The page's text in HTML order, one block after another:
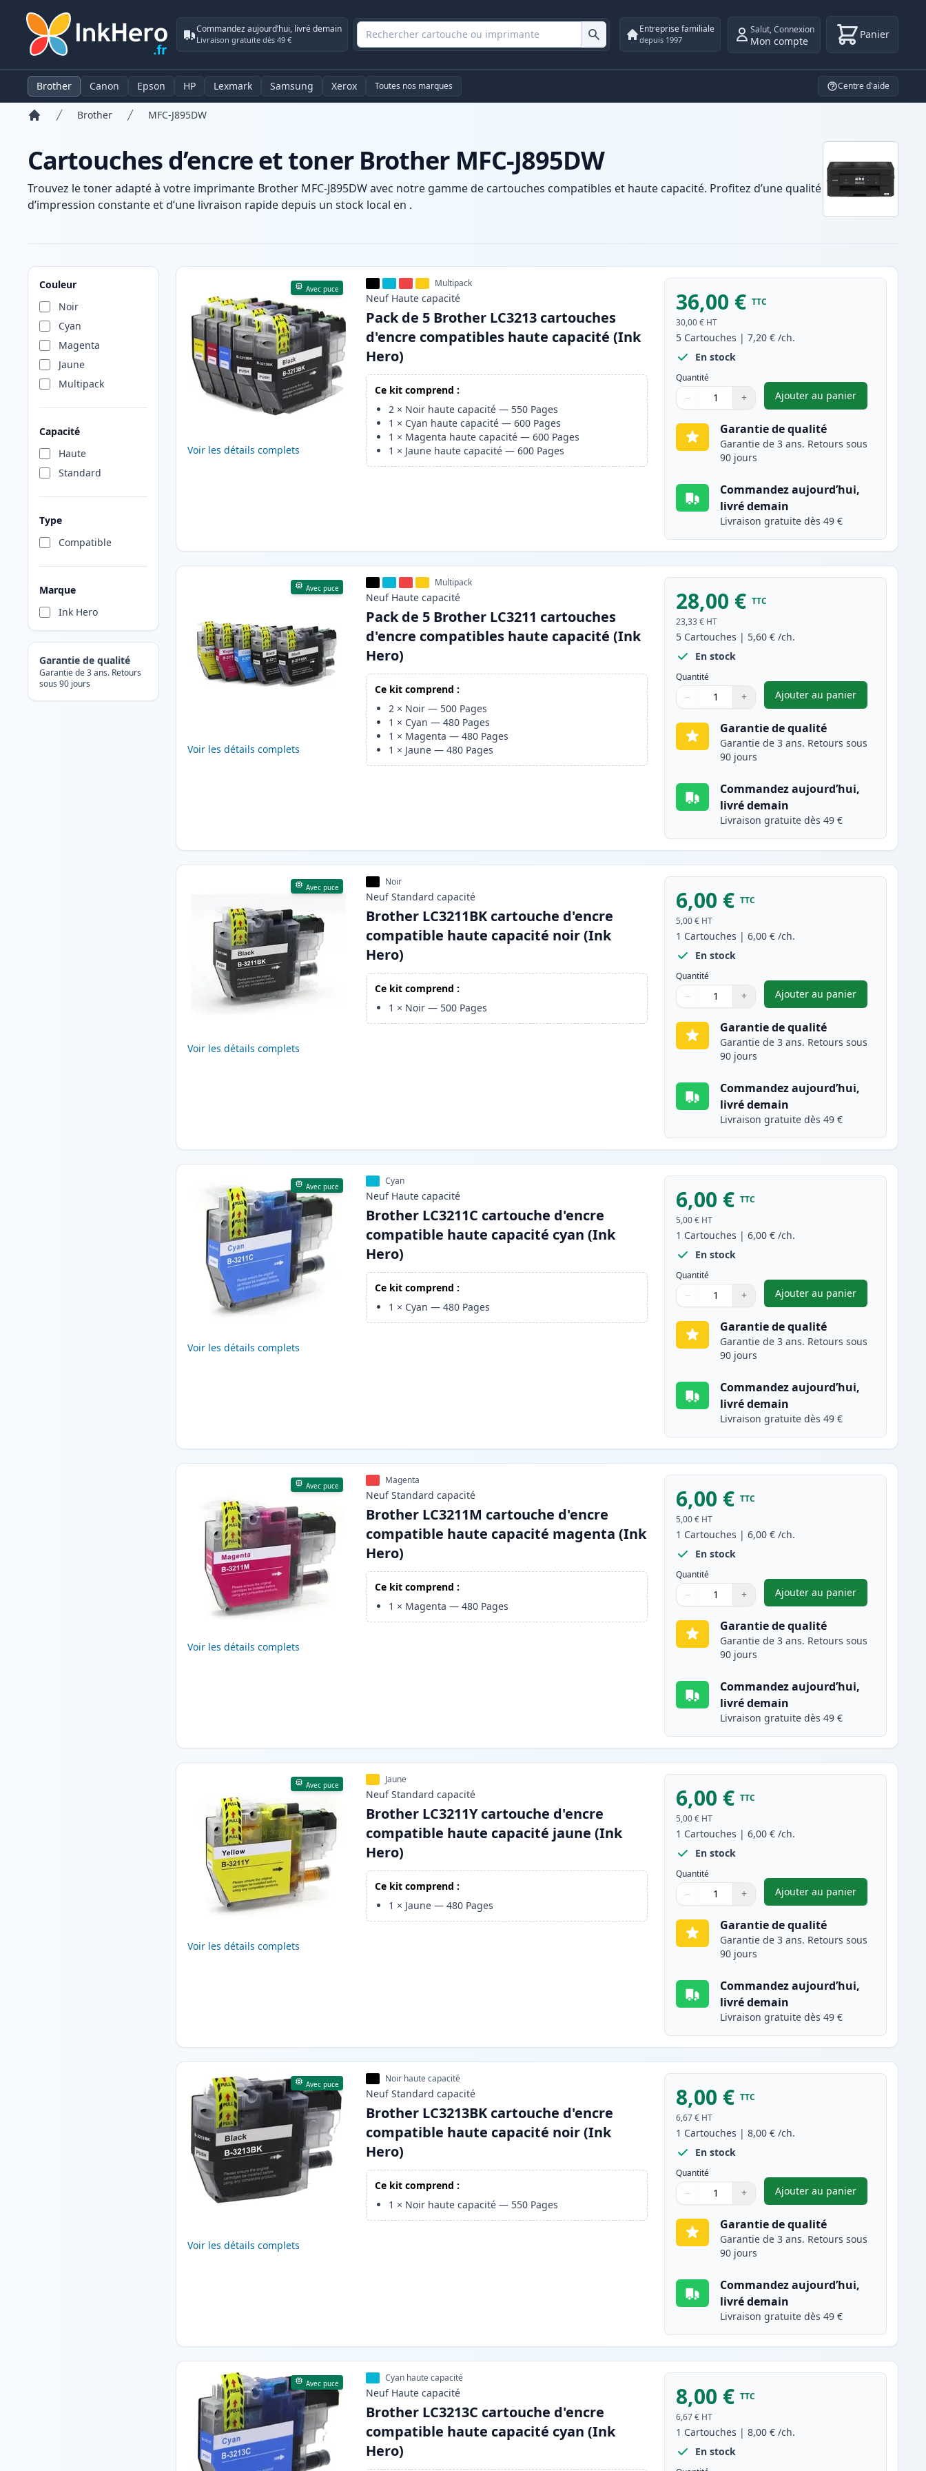
Commandez aujourd’hui, livré demain
Livraison gratuite dès 49 €
Entreprise familiale
depuis 1997
Salut,Connexion
Mon compte Panier
Brother Canon Epson HP Lexmark Samsung Xerox Toutes nos marques Centre d'aide
Brother MFC-J895DW
Cartouches d’encre et toner Brother MFC-J895DW
Trouvez le toner adapté à votre imprimante Brother MFC-J895DW avec notre gamme de cartouches compatibles et haute capacité. Profitez d’une qualité
d’impression constante et d’une livraison rapide depuis un stock local en .
Couleur
Noir
Cyan
Magenta
Jaune
Multipack
Capacité
Haute
Standard
Type
Compatible
Marque
Ink Hero
Garantie de qualité
Garantie de 3 ans. Retours
sous 90 jours
Produits
Avec puce
Voir les détails complets
Multipack
Neuf Haute capacité
Pack de 5 Brother LC3213 cartouches
d'encre compatibles haute capacité (Ink
Hero)
Ce kit comprend :
2 × Noir haute capacité — 550 Pages
1 × Cyan haute capacité —600 Pages
1 × Magenta haute capacité —600 Pages
1 × Jaune haute capacité —600 Pages
36,00 € TTC
30,00 € HT
5 Cartouches |7,20 € /ch.
En stock
Quantité
Quantité
Utilisez les boutons pour ajuster
− +
Quantité
Ajouter au panier
,Pack de 5 Brother
Garantie de qualité
Garantie de 3 ans. Retours sous
90 jours
Commandez aujourd’hui,
livré demain
Livraison gratuite dès 49 €
Avec puce
Voir les détails complets
Multipack
Neuf Haute capacité
Pack de 5 Brother LC3211 cartouches
d'encre compatibles haute capacité (Ink
Hero)
Ce kit comprend :
2 × Noir — 500 Pages
1 × Cyan —480 Pages
1 × Magenta —480 Pages
1 × Jaune —480 Pages
28,00 € TTC
23,33 € HT
5 Cartouches | 5,60 € /ch.
En stock
Quantité
Quantité
Utilisez les boutons pour ajuster
− +
Quantité
Ajouter au panier
,Pack de 5 Brother
Garantie de qualité
Garantie de 3 ans. Retours sous
90 jours
Commandez aujourd’hui,
livré demain
Livraison gratuite dès 49 €
Avec puce
Voir les détails complets
Noir
Neuf Standard capacité
Brother LC3211BK cartouche d'encre
compatible haute capacité noir (Ink
Hero)
Ce kit comprend :
1 × Noir — 500 Pages
6,00 € TTC
5,00 € HT
1 Cartouches |6,00 € /ch.
En stock
Quantité
Quantité
Utilisez les boutons pour ajuster
− +
Quantité
Ajouter au panier
,Brother LC3211BK
Garantie de qualité
Garantie de 3 ans. Retours sous
90 jours
Commandez aujourd’hui,
livré demain
Livraison gratuite dès 49 €
Avec puce
Voir les détails complets
Cyan
Neuf Haute capacité
Brother LC3211C cartouche d'encre
compatible haute capacité cyan (Ink
Hero)
Ce kit comprend :
1 × Cyan —480 Pages
6,00 € TTC
5,00 € HT
1 Cartouches |6,00 € /ch.
En stock
Quantité
Quantité
Utilisez les boutons pour ajuster
− +
Quantité
Ajouter au panier
,Brother LC3211C
Garantie de qualité
Garantie de 3 ans. Retours sous
90 jours
Commandez aujourd’hui,
livré demain
Livraison gratuite dès 49 €
Avec puce
Voir les détails complets
Magenta
Neuf Standard capacité
Brother LC3211M cartouche d'encre
compatible haute capacité magenta (Ink
Hero)
Ce kit comprend :
1 × Magenta —480 Pages
6,00 € TTC
5,00 € HT
1 Cartouches |6,00 € /ch.
En stock
Quantité
Quantité
Utilisez les boutons pour ajuster
− +
Quantité
Ajouter au panier
,Brother LC3211M
Garantie de qualité
Garantie de 3 ans. Retours sous
90 jours
Commandez aujourd’hui,
livré demain
Livraison gratuite dès 49 €
Avec puce
Voir les détails complets
Jaune
Neuf Standard capacité
Brother LC3211Y cartouche d'encre
compatible haute capacité jaune (Ink
Hero)
Ce kit comprend :
1 × Jaune —480 Pages
6,00 € TTC
5,00 € HT
1 Cartouches |6,00 € /ch.
En stock
Quantité
Quantité
Utilisez les boutons pour ajuster
− +
Quantité
Ajouter au panier
,Brother LC3211Y
Garantie de qualité
Garantie de 3 ans. Retours sous
90 jours
Commandez aujourd’hui,
livré demain
Livraison gratuite dès 49 €
Avec puce
Voir les détails complets
Noir haute capacité
Neuf Standard capacité
Brother LC3213BK cartouche d'encre
compatible haute capacité noir (Ink
Hero)
Ce kit comprend :
1 × Noir haute capacité — 550 Pages
8,00 € TTC
6,67 € HT
1 Cartouches |8,00 € /ch.
En stock
Quantité
Quantité
Utilisez les boutons pour ajuster
− +
Quantité
Ajouter au panier
,Brother LC3213BK
Garantie de qualité
Garantie de 3 ans. Retours sous
90 jours
Commandez aujourd’hui,
livré demain
Livraison gratuite dès 49 €
Avec puce Cyan haute capacité
Neuf Haute capacité
Brother LC3213C cartouche d'encre
compatible haute capacité cyan (Ink
Hero)
8,00 € TTC
6,67 € HT
1 Cartouches |8,00 € /ch.
En stock